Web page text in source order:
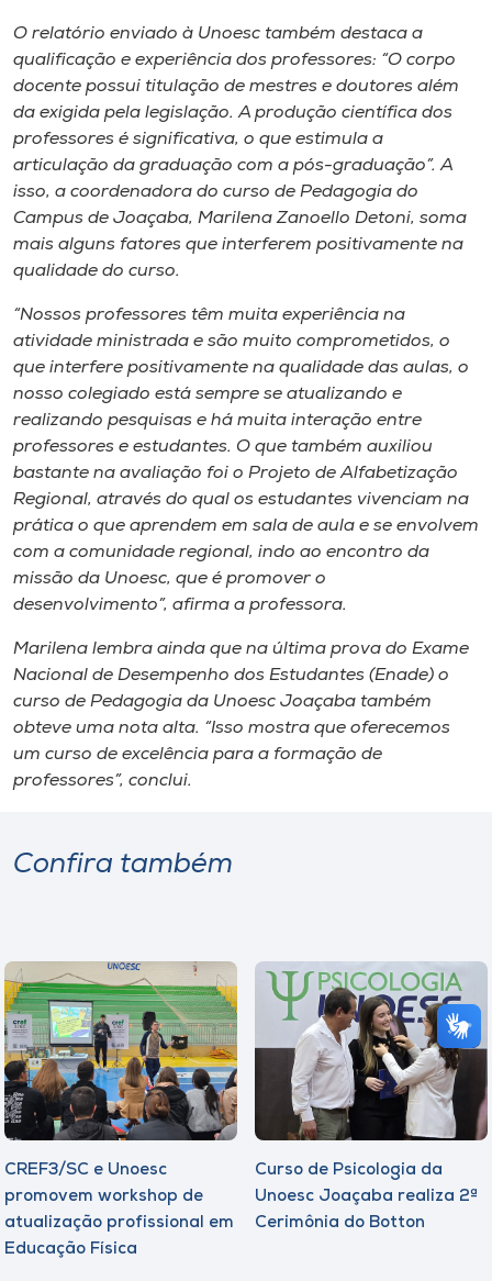
o idioma
O relatório enviado à Unoesc também destaca a
qualificação e experiência dos professores: “O corpo
docente possui titulação de mestres e doutores além
da exigida pela legislação. A produção científica dos
professores é significativa, o que estimula a
articulação da graduação com a pós-graduação”. A
isso, a coordenadora do curso de Pedagogia do
Campus de Joaçaba, Marilena Zanoello Detoni, soma
mais alguns fatores que interferem positivamente na
qualidade do curso.
“Nossos professores têm muita experiência na
atividade ministrada e são muito comprometidos, o
que interfere positivamente na qualidade das aulas, o
nosso colegiado está sempre se atualizando e
realizando pesquisas e há muita interação entre
professores e estudantes. O que também auxiliou
bastante na avaliação foi o Projeto de Alfabetização
Regional, através do qual os estudantes vivenciam na
prática o que aprendem em sala de aula e se envolvem
com a comunidade regional, indo ao encontro da
missão da Unoesc, que é promover o
desenvolvimento”, afirma a professora.
Marilena lembra ainda que na última prova do Exame
Nacional de Desempenho dos Estudantes (Enade) o
curso de Pedagogia da Unoesc Joaçaba também
obteve uma nota alta. “Isso mostra que oferecemos
um curso de excelência para a formação de
professores”, conclui.
Confira também
CREF3/SC e Unoesc
promovem workshop de
atualização profissional em
Educação Física
Curso de Psicologia da
Unoesc Joaçaba realiza 2ª
Cerimônia do Botton